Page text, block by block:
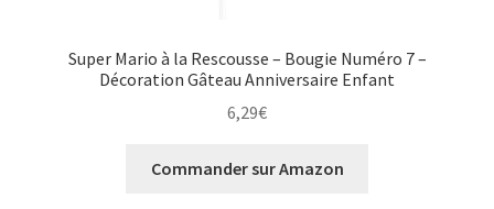
Super Mario à la Rescousse – Bougie Numéro 7 –
Décoration Gâteau Anniversaire Enfant
6,29€
Commander sur Amazon